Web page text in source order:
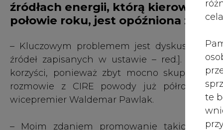
te
połowie roku, jest opóźniona ze
– Kluczowym problemem jest dyskusja o
źródeł zapisanych w ustawie – red.].
korzyści, ponieważ zbyt mocno skupia się
rozmowie z CIRE powody już
wicepremier Waldemar Pawlak.
– Moim zdaniem promowanie takich
elektryczne czy pompy ciepła skutkuje